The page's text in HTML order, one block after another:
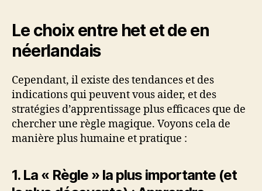
Le choix entre het et de en
néerlandais
Cependant, il existe des tendances et des
indications qui peuvent vous aider, et des
stratégies d’apprentissage plus efficaces que de
chercher une règle magique. Voyons cela de
manière plus humaine et pratique :
1. La « Règle » la plus importante (et